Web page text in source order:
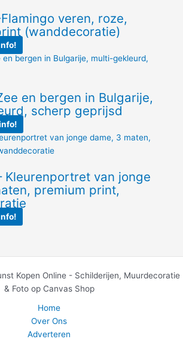
veren, roze,
(wanddecoratie)
en bergen in Bulgarije,
scherp geprijsd
Kleurenportret van jonge
premium print,
Kopen Online - Schilderijen, Muurdecoratie
& Foto op Canvas Shop
Home
Over Ons
Adverteren